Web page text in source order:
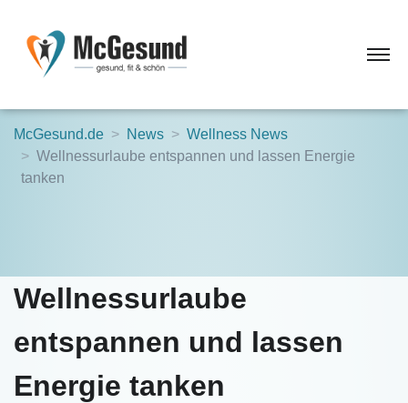
McGesund.de News
Wellness News
Wellnessurlaube entspannen und lassen Energie
tanken
Wellnessurlaube
entspannen und lassen
Energie tanken